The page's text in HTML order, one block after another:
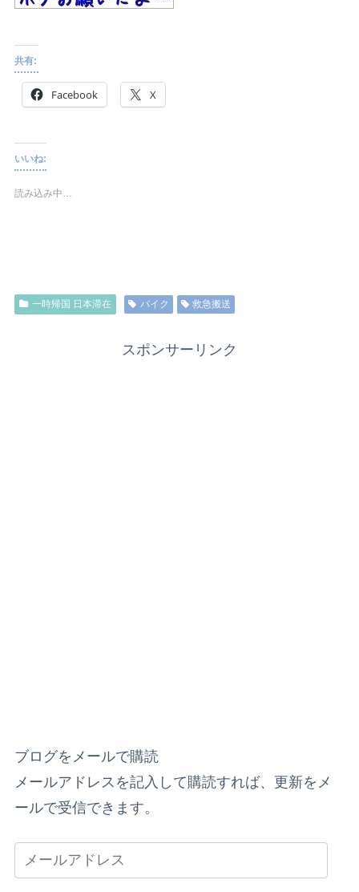
共有:
Facebook X
いいね:
読み込み中…
一時帰国 日本滞在 バイク 救急搬送
スポンサーリンク
ブログをメールで購読
メールアドレスを記入して購読すれば、更新をメ
ールで受信できます。